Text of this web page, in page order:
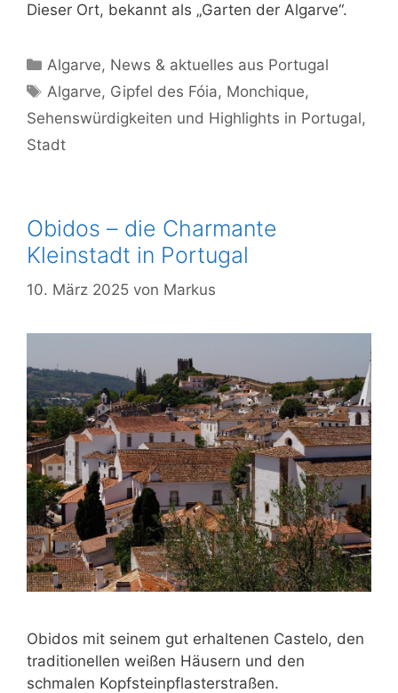
Dieser Ort, bekannt als „Garten der Algarve“.
Kategorien
Algarve, News & aktuelles aus Portugal
Schlagwörter
Algarve, Gipfel des Fóia, Monchique,
Sehenswürdigkeiten und Highlights in Portugal,
Stadt
Obidos – die Charmante
Kleinstadt in Portugal
10. März 2025 von Markus
Obidos mit seinem gut erhaltenen Castelo, den
traditionellen weißen Häusern und den
schmalen Kopfsteinpflasterstraßen.